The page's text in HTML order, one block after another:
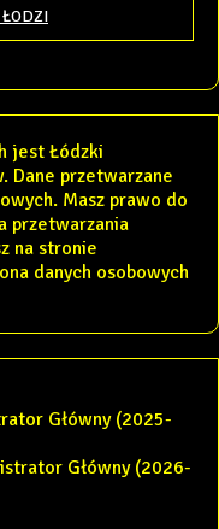
ŁODZI
jest Łódzki
Dane przetwarzane
Masz prawo do
przetwarzania
na stronie
danych osobowych
Główny (2025-
Główny (2026-